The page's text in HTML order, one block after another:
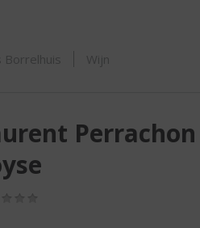
Borrelhuis Wijn